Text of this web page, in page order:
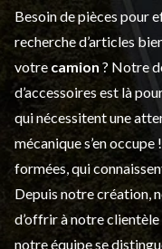
Besoin de pièces pour
recherche d’articles
votre camion ? Notre
d’accessoiresest là
qui nécessitent une
mécanique s’en
formées, qui
Depuis notre création,
d’offrir à notre clientèle
notre équipe se